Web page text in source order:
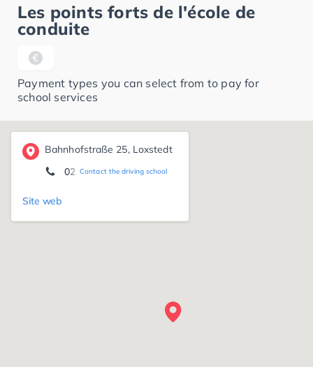
Les points forts de l'école de
conduite
Payment types you can select from to pay for
school services
Bahnhofstraße 25, Loxstedt
Contact the driving school
02 648 80 22
Site web